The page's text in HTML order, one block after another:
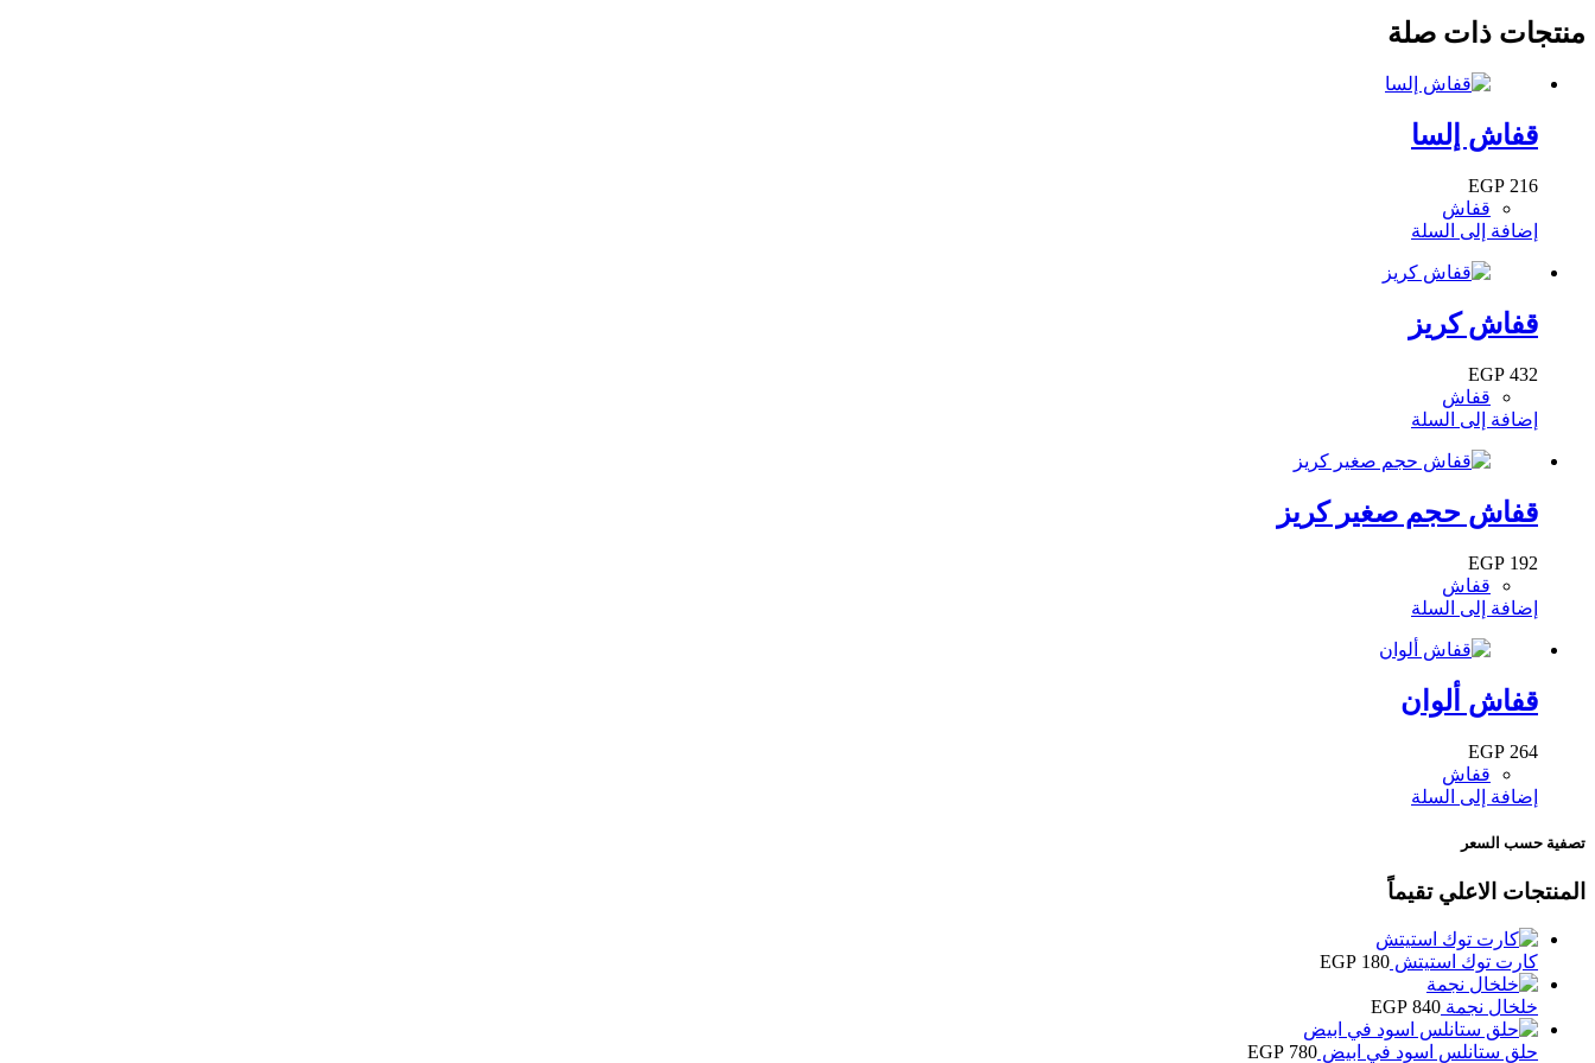
منتجات ذات صلة
قفاش إلسا
EGP 216
قفاش
إضافة إلى السلة
قفاش كريز
EGP 432
قفاش
إضافة إلى السلة
قفاش حجم صغير كريز
EGP 192
قفاش
إضافة إلى السلة
قفاش ألوان
EGP 264
قفاش
إضافة إلى السلة
تصفية حسب السعر
المنتجات الاعلي تقيماً
كارت توك استيتش EGP 180
خلخال نجمة EGP 840
حلق ستانلس اسود في ابيض EGP 780